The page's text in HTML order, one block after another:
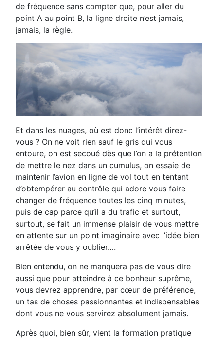
de fréquence sans compter que, pour aller du
point A au point B, la ligne droite n’est jamais,
jamais, la règle.
Et dans les nuages, où est donc l’intérêt direz-
vous ? On ne voit rien sauf le gris qui vous
entoure, on est secoué dès que l’on a la prétention
de mettre le nez dans un cumulus, on essaie de
maintenir l’avion en ligne de vol tout en tentant
d’obtempérer au contrôle qui adore vous faire
changer de fréquence toutes les cinq minutes,
puis de cap parce qu’il a du trafic et surtout,
surtout, se fait un immense plaisir de vous mettre
en attente sur un point imaginaire avec l’idée bien
arrêtée de vous y oublier….
Bien entendu, on ne manquera pas de vous dire
aussi que pour atteindre à ce bonheur suprême,
vous devrez apprendre, par cœur de préférence,
un tas de choses passionnantes et indispensables
dont vous ne vous servirez absolument jamais.
Après quoi, bien sûr, vient la formation pratique